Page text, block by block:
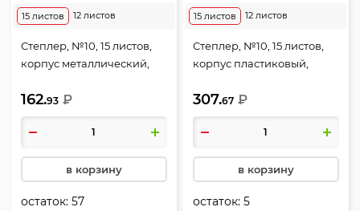
12 листов
15 листов
Степлер, №10, 15 листов,
корпус металлический,
вида, Start, Deli, E0224
162.93 ₽
в корзину
остаток:57
12 листов
15 листов
Степлер, №10, 15 листов,
корпус пластиковый,
ассорти 3 вида, Essential,
Deli, E0228
307.67 ₽
в корзину
остаток:5